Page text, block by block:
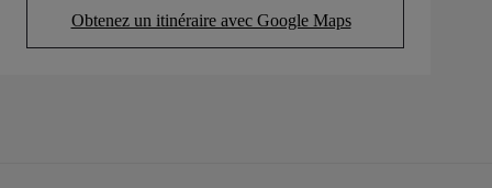
Obtenez un itinéraire avec Google Maps
(Opens in new tab)